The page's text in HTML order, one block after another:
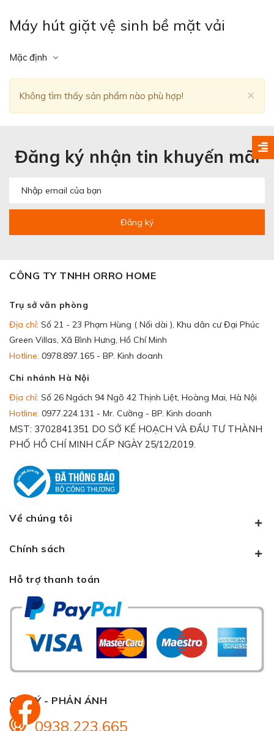
Máy hút giặt vệ sinh bề mặt vải
Mặc định
×
Không tìm thấy sản phẩm nào phù hợp!
Đăng ký nhận tin khuyến mãi
Đăng ký
CÔNG TY TNHH ORRO HOME
Trụ sở văn phòng
Địa chỉ: Số 21 - 23 Phạm Hùng ( Nối dài ), Khu dân cư Đại Phúc
Green Villas, Xã Bình Hưng, Hồ Chí Minh
Hotline: 0978.897.165 - BP. Kinh doanh
Chi nhánh Hà Nội
Địa chỉ: Số 26 Ngách 94 Ngõ 42 Thịnh Liệt, Hoàng Mai, Hà Nội
Hotline: 0977.224.131 - Mr. Cường - BP. Kinh doanh
MST: 3702841351 DO SỞ KẾ HOẠCH VÀ ĐẦU TƯ THÀNH
PHỐ HỒ CHÍ MINH CẤP NGÀY 25/12/2019.
Về chúng tôi
Chính sách
Hỗ trợ thanh toán
GÓP Ý - PHẢN ÁNH
0938.223.665